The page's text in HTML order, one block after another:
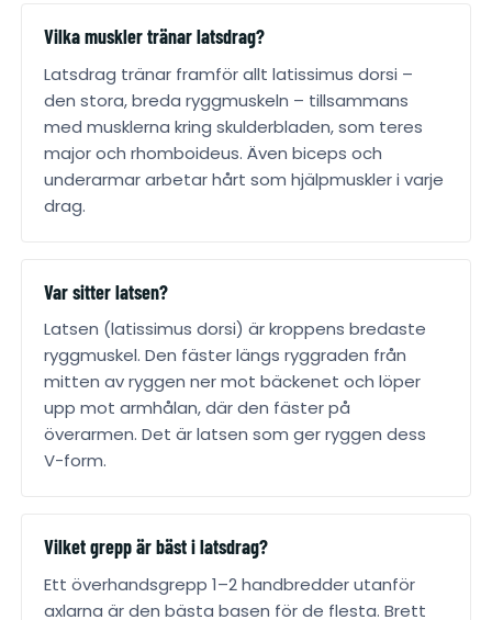
Vilka muskler tränar latsdrag?
Latsdrag tränar framför allt latissimus dorsi –
den stora, breda ryggmuskeln – tillsammans
med musklerna kring skulderbladen, som teres
major och rhomboideus. Även biceps och
underarmar arbetar hårt som hjälpmuskler i varje
drag.
Var sitter latsen?
Latsen (latissimus dorsi) är kroppens bredaste
ryggmuskel. Den fäster längs ryggraden från
mitten av ryggen ner mot bäckenet och löper
upp mot armhålan, där den fäster på
överarmen. Det är latsen som ger ryggen dess
V-form.
Vilket grepp är bäst i latsdrag?
Ett överhandsgrepp 1–2 handbredder utanför
axlarna är den bästa basen för de flesta. Brett